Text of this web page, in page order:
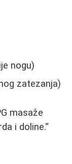
nogu)
zatezanja)
masaže
i doline.